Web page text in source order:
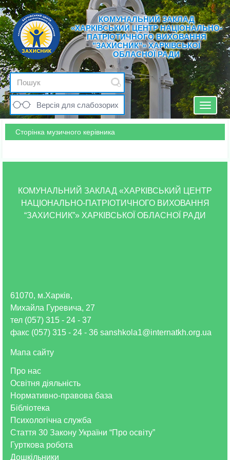
КОМУНАЛЬНИЙ ЗАКЛАД
«ХАРКІВСЬКИЙ ЦЕНТР НАЦІОНАЛЬНО-
ПАТРІОТИЧНОГО ВИХОВАННЯ
"ЗАХИСНИК"» ХАРКІВСЬКОЇ
ОБЛАСНОЇ РАДИ
Версія для слабозорих
Toggle
Сторінка музичного керівника
КОМУНАЛЬНИЙ ЗАКЛАД «ХАРКІВСЬКИЙ ЦЕНТР
НАЦІОНАЛЬНО-ПАТРІОТИЧНОГО ВИХОВАННЯ
“ЗАХИСНИК”» ХАРКІВСЬКОЇ ОБЛАСНОЇ РАДИ
Про нас
Освітня діяльність
Нормативно-правова база
Бібліотека
Психологічна служба
Стаття 30 Закону України “Про освіту”
Гурткова робота
Дошкільники
61070, м.Харків,
Михайла Гуревича, 27
тел (057) 315 - 24 - 37
факс (057) 315 - 24 - 36 sanshkola1@internatkh.org.ua
Мапа сайту